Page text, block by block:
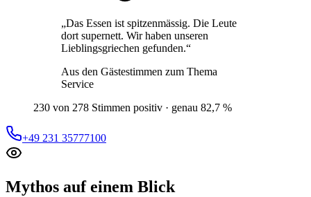
„Das Essen ist spitzenmässig. Die Leute
dort supernett. Wir haben unseren
Lieblingsgriechen gefunden.“
Aus den Gästestimmen zum Thema
Service
230 von 278 Stimmen positiv · genau 82,7 %
+49 231 35777100
Mythos auf einem Blick